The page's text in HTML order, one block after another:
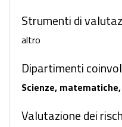
Strumenti di
altro
Dipartimenti
Scienze,
Valutazione dei